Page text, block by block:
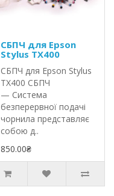
СБПЧ для Epson
Stylus TX400
СБПЧ для Epson Stylus
TX400 СБПЧ
— Система
безперервної подачі
чорнила представляє
собою д..
850.00₴